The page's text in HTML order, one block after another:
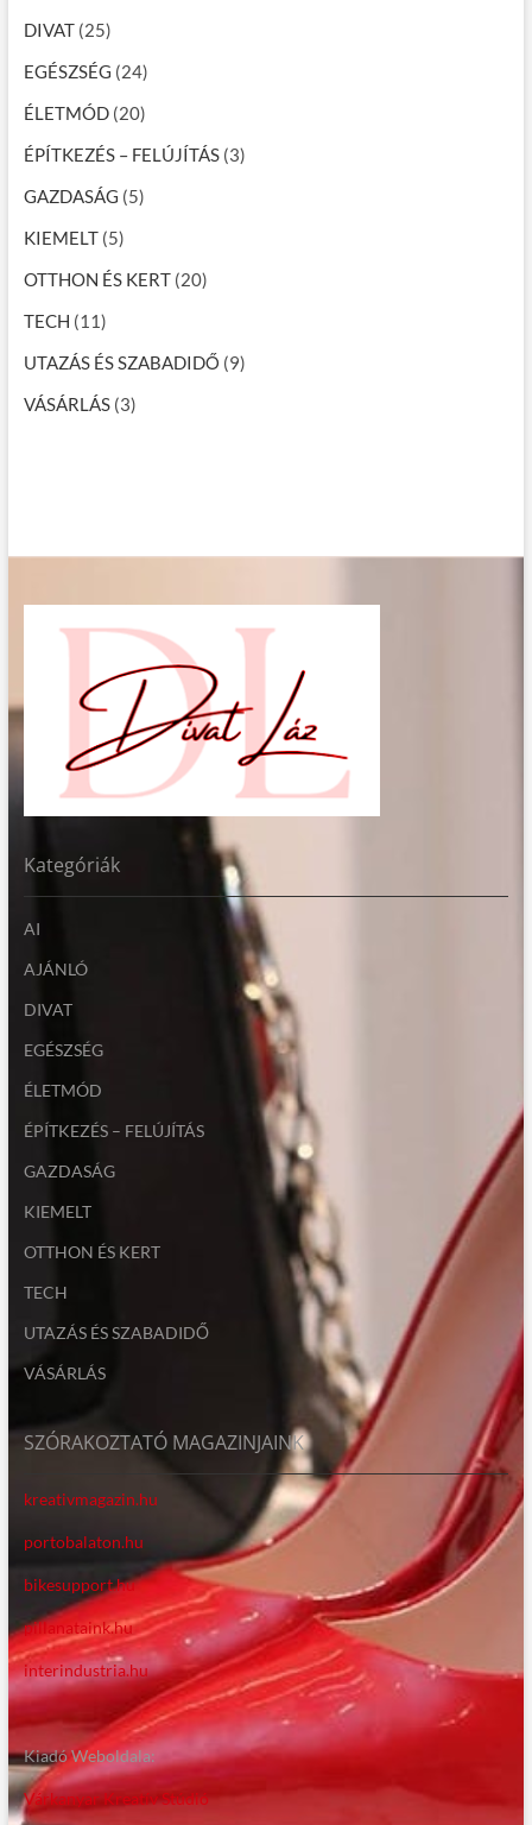
DIVAT(25)
EGÉSZSÉG (24)
ÉLETMÓD(20)
ÉPÍTKEZÉS – FELÚJÍTÁS(3)
GAZDASÁG (5)
KIEMELT(5)
OTTHON ÉS KERT(20)
TECH (11)
UTAZÁS ÉS SZABADIDŐ (9)
VÁSÁRLÁS(3)
Kategóriák
AI
AJÁNLÓ
DIVAT
EGÉSZSÉG
ÉLETMÓD
ÉPÍTKEZÉS – FELÚJÍTÁS
GAZDASÁG
KIEMELT
OTTHON ÉS KERT
TECH
UTAZÁS ÉS SZABADIDŐ
VÁSÁRLÁS
SZÓRAKOZTATÓ MAGAZINJAINK
kreativmagazin.hu
portobalaton.hu
bikesupport.hu
pillanataink.hu
interindustria.hu
Kiadó Weboldala:
Várkanyar Kreatív Stúdió